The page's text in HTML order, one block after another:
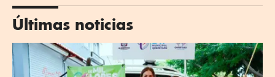
Últimas noticias